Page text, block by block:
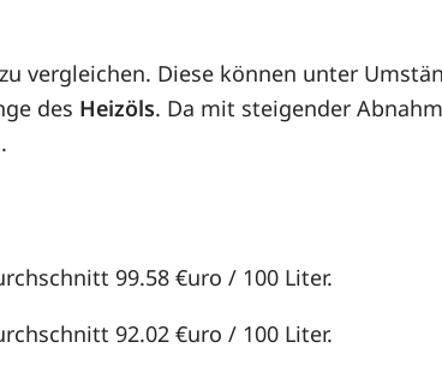
vergleichen. Diese können unter
des Heizöls. Da mit steigender
99.58 €uro / 100 Liter.
92.02 €uro / 100 Liter.